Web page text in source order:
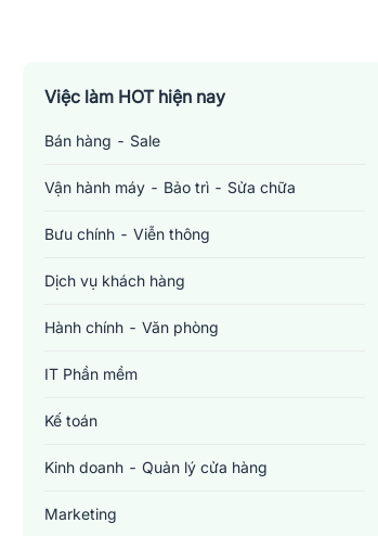
Việc làm HOT hiện nay
Bán hàng - Sale
Vận hành máy - Bảo trì - Sửa chữa
Bưu chính - Viễn thông
Dịch vụ khách hàng
Hành chính - Văn phòng
IT Phần mềm
Kế toán
Kinh doanh - Quản lý cửa hàng
Marketing